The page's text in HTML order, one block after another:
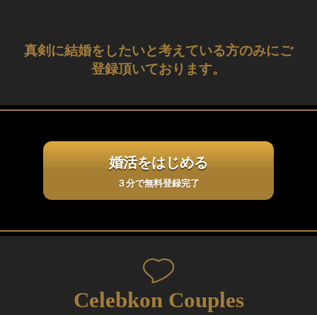
真剣に結婚をしたいと考えている方のみにご
登録頂いております。
婚活をはじめる
３分で無料登録完了
Celebkon Couples